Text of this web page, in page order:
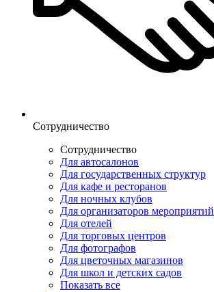
Сотрудничество
Сотрудничество
Для автосалонов
Для государственных структур
Для кафе и ресторанов
Для ночных клубов
Для организаторов мероприятий
Для отелей
Для торговых центров
Для фотографов
Для цветочных магазинов
Для школ и детских садов
Показать все